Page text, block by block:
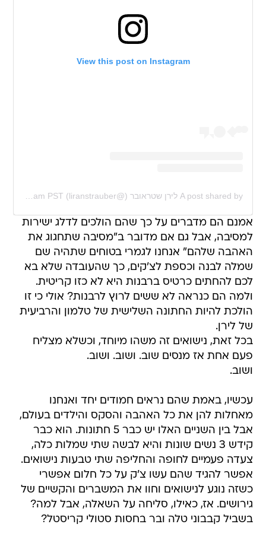
View this post on Instagram
A post shared by לירן שטראובר (@liranstrauber) Jan 27, 2020 at 6:47am PST
אמנם הם מדברים על כך שהם הולכים לדלג ישירות
למסיבה, אבל גם אם מדובר ב"מסיבה שתחגוג את
האהבה שלהם" אנחנו לגמרי בטוחים שתהיה שם
שמלה לבנה וכספת לצ'קים, כך שהעובדה שלא בא
לכם להחתים כרטיס ברבנות היא לא כזו קריטית.
ולמה הם כנראה לא ששים לרוץ לרבנות? אולי כי זו
הולכת להיות החתונה השלישית של טלמון והרביעית
של לירן.
בכל זאת, נישואים זה משהו מיוחד, וכשלא מצליח
פעם אחת אז מנסים שוב. ושוב. ושוב.
ושוב.
עכשיו, באמת שהם נראים חמודים יחד ואנחנו
מאחלות להן את כל האהבה והסקס והילדים בעולם,
אבל בין השניים האלו יש כבר 5 חתונות. הוא כבר
קידש 3 נשים שונות והיא לבשה שתי שמלות כלה,
צעדה פעמיים לחופה והחליפה שתי טבעות נישואים.
אפשר להגיד שהם עשו צ'ק על כל חלום אפשרי
כשזה נוגע לנישואים וחוו את המשברים והקשיים של
גירושים. אז, כאילו, סליחה על השאלה, אבל למה?
בשביל קבבוני טלה ובר בחסות סטולי קריסטל?